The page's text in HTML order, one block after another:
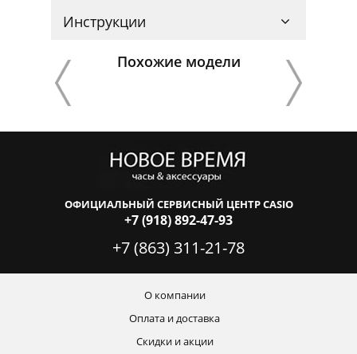
Инструкции
Похожие модели
ОФИЦИАЛЬНЫЙ СЕРВИСНЫЙ ЦЕНТР CASIO
+7 (918) 892-47-93
+7 (863) 311-21-78
О компании
Оплата и доставка
Скидки и акции